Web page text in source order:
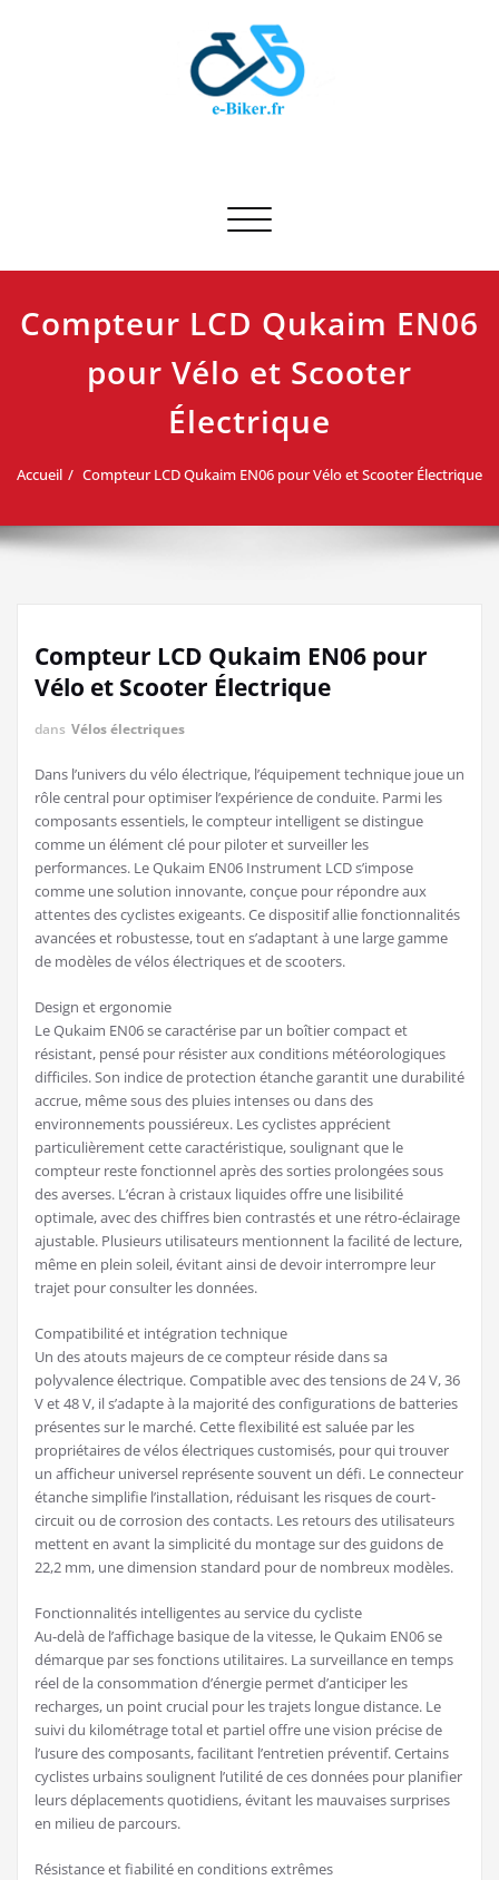
Afficher/masquer la navigation
Compteur LCD Qukaim EN06
pour Vélo et Scooter
Électrique
Accueil Compteur LCD Qukaim EN06 pour Vélo et Scooter Électrique
Compteur LCD Qukaim EN06 pour
Vélo et Scooter Électrique
dans Vélos électriques
Dans l’univers du vélo électrique, l’équipement technique joue un
rôle central pour optimiser l’expérience de conduite. Parmi les
composants essentiels, le compteur intelligent se distingue
comme un élément clé pour piloter et surveiller les
performances. Le Qukaim EN06 Instrument LCD s’impose
comme une solution innovante, conçue pour répondre aux
attentes des cyclistes exigeants. Ce dispositif allie fonctionnalités
avancées et robustesse, tout en s’adaptant à une large gamme
de modèles de vélos électriques et de scooters.
Design et ergonomie
Le Qukaim EN06 se caractérise par un boîtier compact et
résistant, pensé pour résister aux conditions météorologiques
difficiles. Son indice de protection étanche garantit une durabilité
accrue, même sous des pluies intenses ou dans des
environnements poussiéreux. Les cyclistes apprécient
particulièrement cette caractéristique, soulignant que le
compteur reste fonctionnel après des sorties prolongées sous
des averses. L’écran à cristaux liquides offre une lisibilité
optimale, avec des chiffres bien contrastés et une rétro-éclairage
ajustable. Plusieurs utilisateurs mentionnent la facilité de lecture,
même en plein soleil, évitant ainsi de devoir interrompre leur
trajet pour consulter les données.
Compatibilité et intégration technique
Un des atouts majeurs de ce compteur réside dans sa
polyvalence électrique. Compatible avec des tensions de 24 V, 36
V et 48 V, il s’adapte à la majorité des configurations de batteries
présentes sur le marché. Cette flexibilité est saluée par les
propriétaires de vélos électriques customisés, pour qui trouver
un afficheur universel représente souvent un défi. Le connecteur
étanche simplifie l’installation, réduisant les risques de court-
circuit ou de corrosion des contacts. Les retours des utilisateurs
mettent en avant la simplicité du montage sur des guidons de
22,2 mm, une dimension standard pour de nombreux modèles.
Fonctionnalités intelligentes au service du cycliste
Au-delà de l’affichage basique de la vitesse, le Qukaim EN06 se
démarque par ses fonctions utilitaires. La surveillance en temps
réel de la consommation d’énergie permet d’anticiper les
recharges, un point crucial pour les trajets longue distance. Le
suivi du kilométrage total et partiel offre une vision précise de
l’usure des composants, facilitant l’entretien préventif. Certains
cyclistes urbains soulignent l’utilité de ces données pour planifier
leurs déplacements quotidiens, évitant les mauvaises surprises
en milieu de parcours.
Résistance et fiabilité en conditions extrêmes